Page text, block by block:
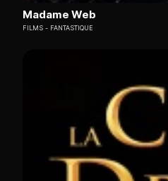
Madame Web
FILMS FANTASTIQUE